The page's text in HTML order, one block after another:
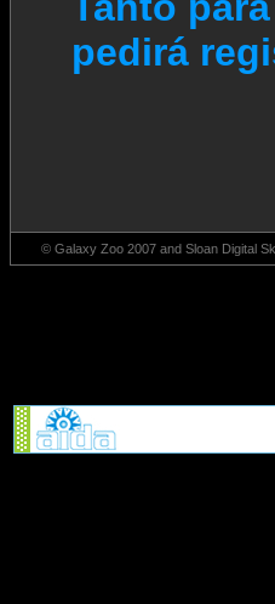
pedirá
© Galaxy Zoo 2007 and Sloan Digital